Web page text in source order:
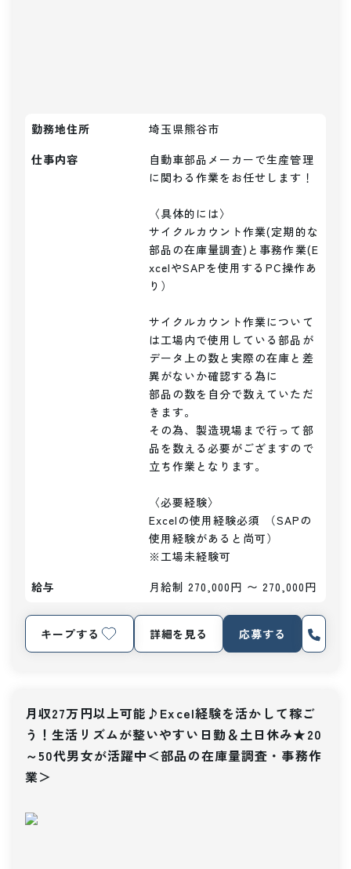
勤務地住所
埼玉県熊谷市
仕事内容
自動車部品メーカーで生産管理
に関わる作業をお任せします！
〈具体的には〉
サイクルカウント作業(定期的な
部品の在庫量調査)と事務作業(E
xcelやSAPを使用するPC操作あ
り）
サイクルカウント作業について
は工場内で使用している部品が
データ上の数と実際の在庫と差
異がないか確認する為に
部品の数を自分で数えていただ
きます。
その為、製造現場まで行って部
品を数える必要がござますので
立ち作業となります。
〈必要経験〉
Excelの使用経験必須 （SAPの
使用経験があると尚可）
※工場未経験可
給与
月給制 270,000円 〜 270,000円
キープする 詳細を見る 応募する
月収27万円以上可能♪Excel経験を活かして稼ご
う！生活リズムが整いやすい日勤＆土日休み★20
～50代男女が活躍中＜部品の在庫量調査・事務作
業＞